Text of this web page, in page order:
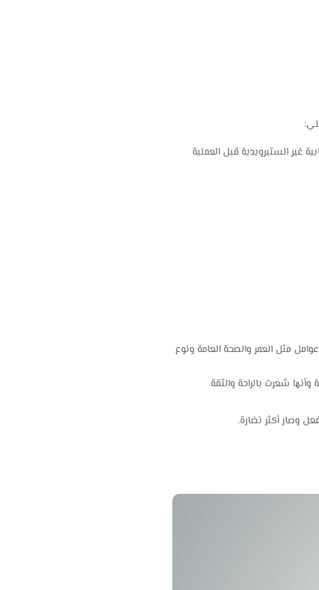
غير الستيرويدية قبل العملية
مثل العمر والصحة العامة ونوع
إلى أن العملية كانت ناجحة وأنها شعرت بالراحة والثقة